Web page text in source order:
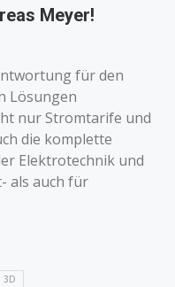
Meyer!
für den
Lösungen
nur Stromtarife und
die komplette
Elektrotechnik und
als auch für
3D